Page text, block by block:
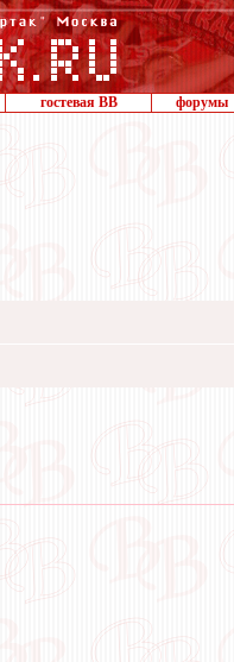
гостевая ВВ форумы